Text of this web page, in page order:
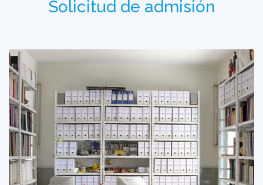
Solicitud de admisión